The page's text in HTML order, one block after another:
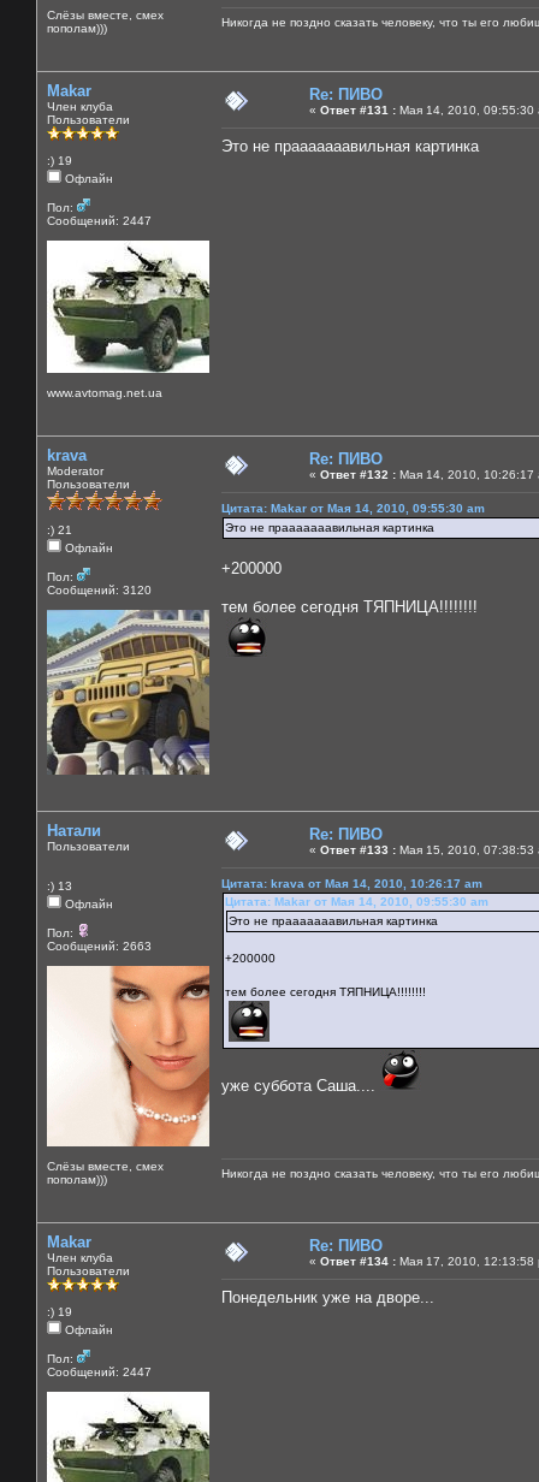
Слёзы вместе, смех
пополам)))
Никогда не поздно сказать человеку, что ты его
Makar
Член клуба
Пользователи
:) 19
Офлайн
Пол:
Сообщений: 2447
www.avtomag.net.ua
Re: ПИВО
« Ответ #131 : Мая 14, 2010, 09:55:30
Это не прааааааавильная картинка
krava
Moderator
Пользователи
:) 21
Офлайн
Пол:
Сообщений: 3120
Re: ПИВО
« Ответ #132 : Мая 14, 2010, 10:26:17
Цитата: Makar от Мая 14, 2010, 09:55:30 am
Это не прааааааавильная картинка
+200000
тем более сегодня ТЯПНИЦА!!!!!!!!
Натали
Пользователи
:) 13
Офлайн
Пол:
Сообщений: 2663
Слёзы вместе, смех
пополам)))
Re: ПИВО
« Ответ #133 : Мая 15, 2010, 07:38:53
Цитата: krava от Мая 14, 2010, 10:26:17 am
Цитата: Makar от Мая 14, 2010, 09:55:30 am
Это не прааааааавильная картинка
+200000
тем более сегодня ТЯПНИЦА!!!!!!!!
уже суббота Саша....
Никогда не поздно сказать человеку, что ты его
Makar
Член клуба
Пользователи
:) 19
Офлайн
Пол:
Сообщений: 2447
Re: ПИВО
« Ответ #134 : Мая 17, 2010, 12:13:58
Понедельник уже на дворе...